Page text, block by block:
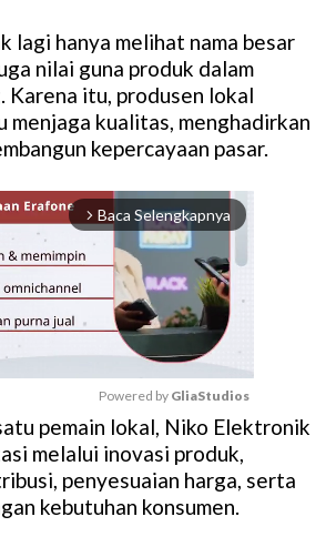
lagi hanya melihat nama besar
nilai guna produk dalam
Karena itu, produsen lokal
menjaga kualitas, menghadirkan
kepercayaan pasar.
arrow_forward_ios Baca Selengkapnya
M
u
t
e
Powered by GliaStudios
pemain lokal, Niko Elektronik
melalui inovasi produk,
penyesuaian harga, serta
kebutuhan konsumen.